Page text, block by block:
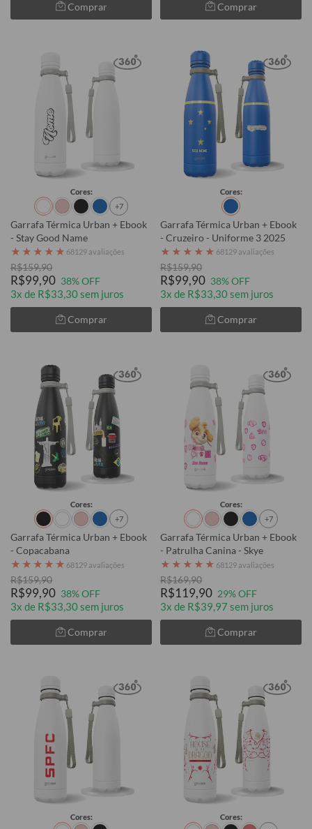
Comprar Comprar
Cores:
+7
Garrafa Térmica Urban + Ebook
- Stay Good Name
★ ★ ★ ★ ★ 68129 avaliações
R$159,90
R$99,90 38% OFF
3x de R$33,30 sem juros
Comprar
Cores:
Garrafa Térmica Urban + Ebook
- Cruzeiro - Uniforme 3 2025
★ ★ ★ ★ ★ 68129 avaliações
R$159,90
R$99,90 38% OFF
3x de R$33,30 sem juros
Comprar
Cores:
+7
Garrafa Térmica Urban + Ebook
- Copacabana
★ ★ ★ ★ ★ 68129 avaliações
R$159,90
R$99,90 38% OFF
3x de R$33,30 sem juros
Comprar
Cores:
+7
Garrafa Térmica Urban + Ebook
- Patrulha Canina - Skye
★ ★ ★ ★ ★ 68129 avaliações
R$169,90
R$119,90 29% OFF
3x de R$39,97 sem juros
Comprar
Cores:
Cores: